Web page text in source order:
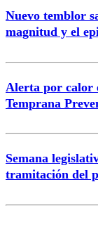
Nuevo temblor
magnitud y el
Alerta por calor
Temprana
Semana
tramitación del